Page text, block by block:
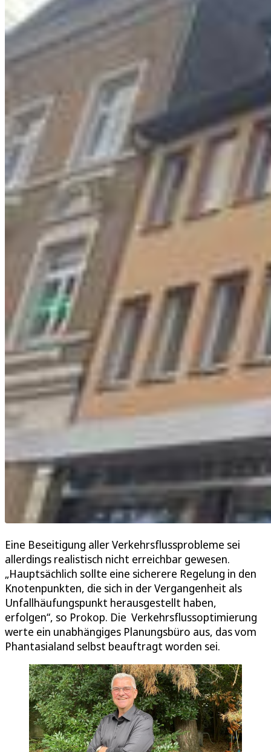
Eine Beseitigung aller Verkehrsflussprobleme sei
allerdings realistisch nicht erreichbar gewesen.
„Hauptsächlich sollte eine sicherere Regelung in den
Knotenpunkten, die sich in der Vergangenheit als
Unfallhäufungspunkt herausgestellt haben,
erfolgen“, so Prokop. Die Verkehrsflussoptimierung
werte ein unabhängiges Planungsbüro aus, das vom
Phantasialand selbst beauftragt worden sei.